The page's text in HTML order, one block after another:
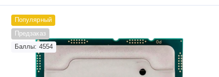
Популярный
Предзаказ
Баллы: 4554